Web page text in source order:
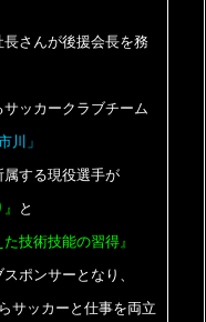
さんが後援会長を務
ッカークラブチーム
川」
する現役選手が
と
技術技能の習得』
ポンサーとなり、
サッカーと仕事を両立